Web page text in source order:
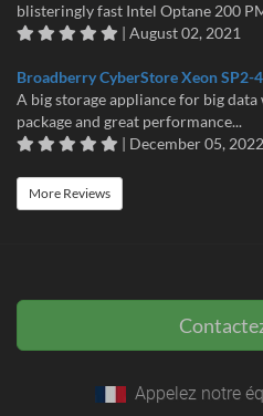
blisteringly fast Intel Optane 200
| August 02, 2021
Broadberry CyberStore Xeon SP2-
A big storage appliance for big
package and great performance...
| December 05, 2022
More Reviews
Appelez notre